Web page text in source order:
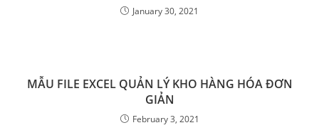
January 30, 2021
MẪU FILE EXCEL QUẢN LÝ KHO HÀNG HÓA ĐƠN
GIẢN
February 3, 2021